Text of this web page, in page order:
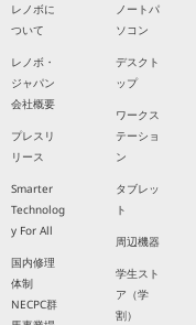
レノボに
ついて
レノボ・
ジャパン
会社概要
プレスリ
リース
Smarter
Technolog
y For All
国内修理
体制
NECPC群
ノートパ
ソコン
デスクト
ップ
ワークス
テーショ
ン
タブレッ
ト
周辺機器
学生スト
ア（学
割）